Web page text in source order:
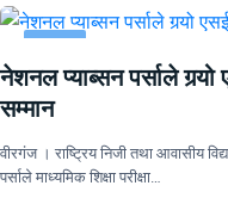
नेशनल प्याब्सन पर्साले गर्‍यो
सम्मान
वीरगंज । राष्ट्रिय निजी तथा आवासीय
पर्साले माध्यमिक शिक्षा परीक्षा…